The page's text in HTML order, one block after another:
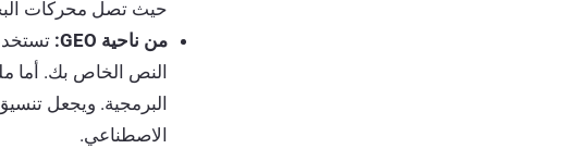
حيث تصل محركات
من ناحية GEO:
الاصطناعي.